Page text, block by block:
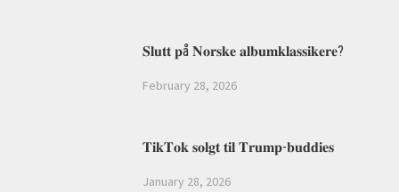
𝐒𝐥𝐮𝐭𝐭 𝐩å 𝐍𝐨𝐫𝐬𝐤𝐞 𝐚𝐥𝐛𝐮𝐦𝐤𝐥𝐚𝐬𝐬𝐢𝐤𝐞𝐫𝐞?
February 28, 2026
𝐓𝐢𝐤𝐓𝐨𝐤 𝐬𝐨𝐥𝐠𝐭 𝐭𝐢𝐥 𝐓𝐫𝐮𝐦𝐩-𝐛𝐮𝐝𝐝𝐢𝐞𝐬
January 28, 2026